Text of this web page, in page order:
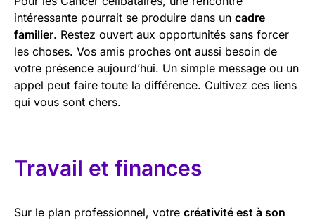
intéressante pourrait se produire dans un cadre
familier. Restez ouvert aux opportunités sans forcer
les choses. Vos amis proches ont aussi besoin de
votre présence aujourd’hui. Un simple message ou un
appel peut faire toute la différence. Cultivez ces liens
qui vous sont chers.
Travail et finances
Sur le plan professionnel, votre créativité est à son